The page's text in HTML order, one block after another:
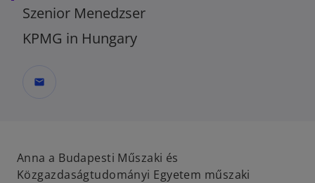
Szenior Menedzser
KPMG in Hungary
mail
Anna a Budapesti Műszaki és
Közgazdaságtudományi Egyetem műszaki